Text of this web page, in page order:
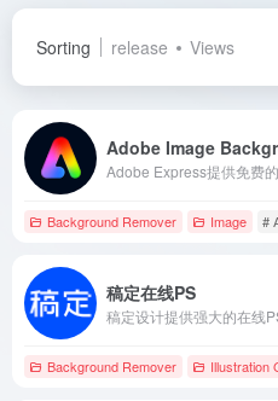
Sorting release Views
Adobe Image
Background Remover Image #
稿定在线PS
Background Remover Illustration